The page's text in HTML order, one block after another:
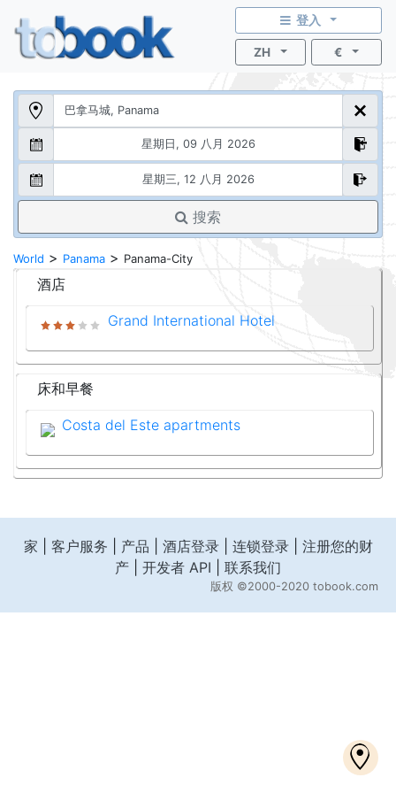
登入
ZH €
搜索
World > Panama > Panama-City
酒店
Grand International Hotel
床和早餐
Costa del Este apartments
家 客户服务 产品 酒店登录| 连锁登录| 注册您的财
产
开发者 API 联系我们
版权 ©2000-2020 tobook.com